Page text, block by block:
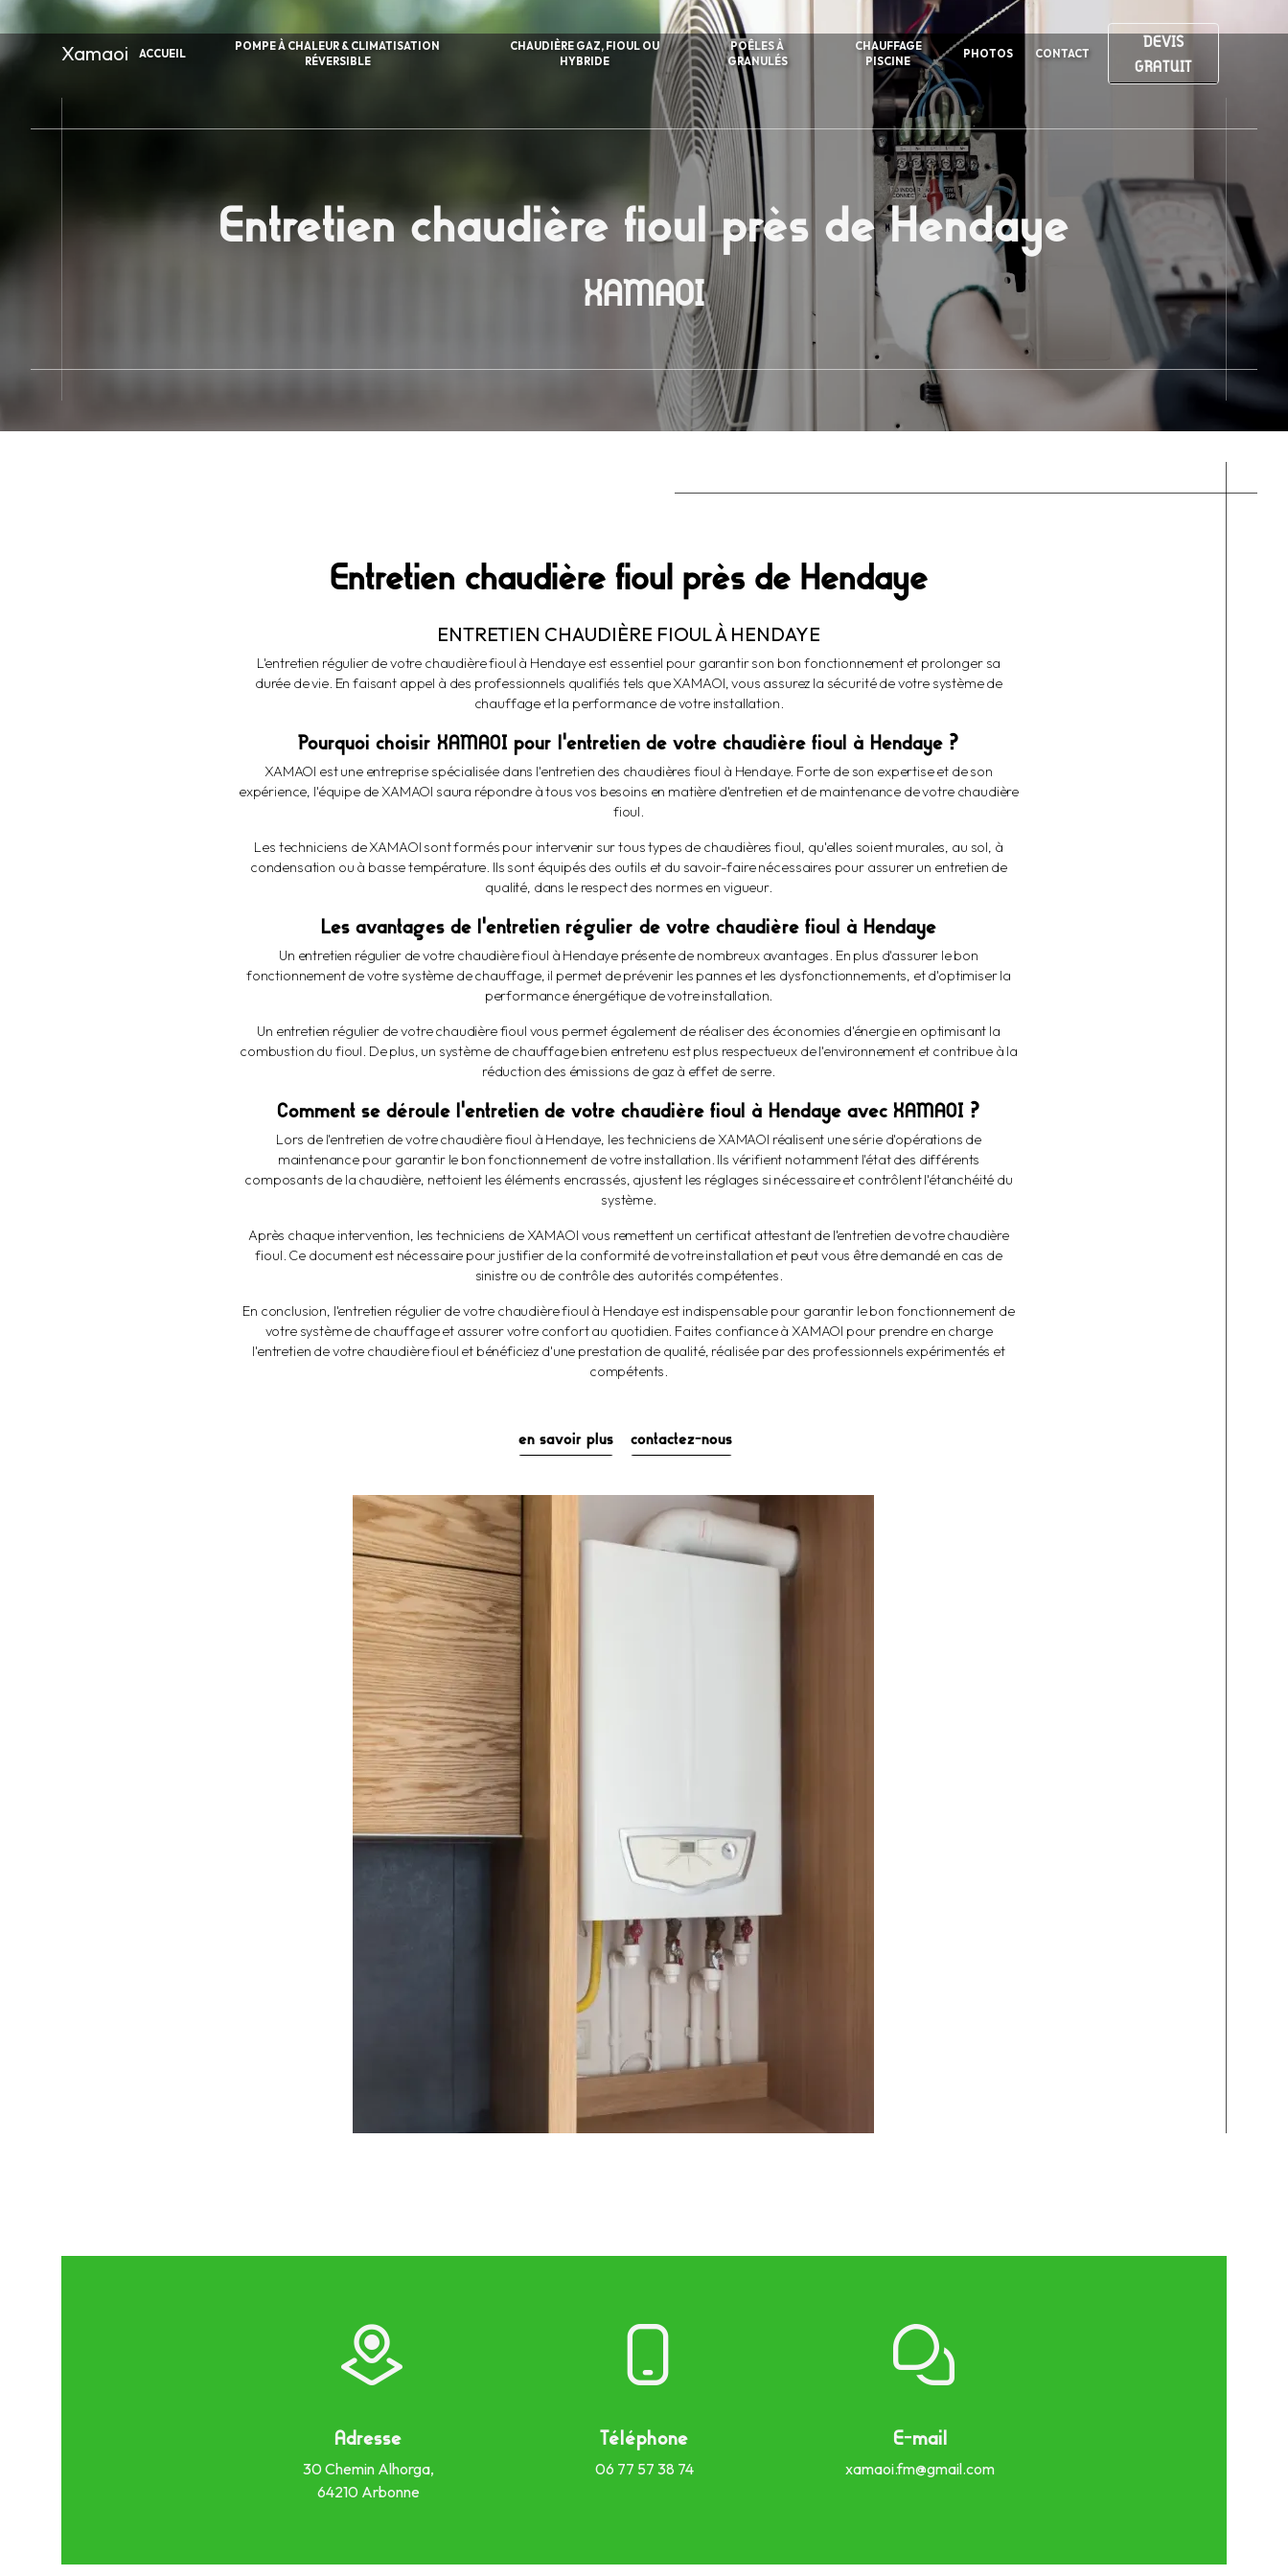
Xamaoi ACCUEIL
POMPE À CHALEUR & CLIMATISATION
RÉVERSIBLE
CHAUDIÈRE GAZ, FIOUL OU
HYBRIDE
POÊLES À
GRANULÉS
CHAUFFAGE
PISCINE
PHOTOS CONTACT
DEVIS
GRATUIT
Entretien chaudière fioul près de Hendaye
XAMAOI
Entretien chaudière fioul près de Hendaye
ENTRETIEN CHAUDIÈRE FIOUL À HENDAYE
L'entretien régulier de votre chaudière fioul à Hendaye est essentiel pour garantir son bon fonctionnement et prolonger sa
durée de vie. En faisant appel à des professionnels qualifiés tels que XAMAOI, vous assurez la sécurité de votre système de
chauffage et la performance de votre installation.
Pourquoi choisir XAMAOI pour l'entretien de votre chaudière fioul à Hendaye ?
XAMAOI est une entreprise spécialisée dans l'entretien des chaudières fioul à Hendaye. Forte de son expertise et de son
expérience, l'équipe de XAMAOI saura répondre à tous vos besoins en matière d'entretien et de maintenance de votre chaudière
fioul.
Les techniciens de XAMAOI sont formés pour intervenir sur tous types de chaudières fioul, qu'elles soient murales, au sol, à
condensation ou à basse température. Ils sont équipés des outils et du savoir-faire nécessaires pour assurer un entretien de
qualité, dans le respect des normes en vigueur.
Les avantages de l'entretien régulier de votre chaudière fioul à Hendaye
Un entretien régulier de votre chaudière fioul à Hendaye présente de nombreux avantages. En plus d'assurer le bon
fonctionnement de votre système de chauffage, il permet de prévenir les pannes et les dysfonctionnements, et d'optimiser la
performance énergétique de votre installation.
Un entretien régulier de votre chaudière fioul vous permet également de réaliser des économies d'énergie en optimisant la
combustion du fioul. De plus, un système de chauffage bien entretenu est plus respectueux de l'environnement et contribue à la
réduction des émissions de gaz à effet de serre.
Comment se déroule l'entretien de votre chaudière fioul à Hendaye avec XAMAOI ?
Lors de l'entretien de votre chaudière fioul à Hendaye, les techniciens de XAMAOI réalisent une série d'opérations de
maintenance pour garantir le bon fonctionnement de votre installation. Ils vérifient notamment l'état des différents
composants de la chaudière, nettoient les éléments encrassés, ajustent les réglages si nécessaire et contrôlent l'étanchéité du
système.
Après chaque intervention, les techniciens de XAMAOI vous remettent un certificat attestant de l'entretien de votre chaudière
fioul. Ce document est nécessaire pour justifier de la conformité de votre installation et peut vous être demandé en cas de
sinistre ou de contrôle des autorités compétentes.
En conclusion, l'entretien régulier de votre chaudière fioul à Hendaye est indispensable pour garantir le bon fonctionnement de
votre système de chauffage et assurer votre confort au quotidien. Faites confiance à XAMAOI pour prendre en charge
l'entretien de votre chaudière fioul et bénéficiez d'une prestation de qualité, réalisée par des professionnels expérimentés et
compétents.
en savoir plus contactez-nous
Adresse
30 Chemin Alhorga,
64210 Arbonne
Téléphone
06 77 57 38 74
E-mail
xamaoi.fm@gmail.com
Panneau de gestion des cookies